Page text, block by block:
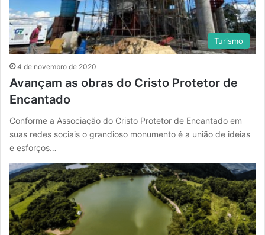
Turismo
4 de novembro de 2020
Avançam as obras do Cristo Protetor de
Encantado
Conforme a Associação do Cristo Protetor de Encantado em
suas redes sociais o grandioso monumento é a união de ideias
e esforços…